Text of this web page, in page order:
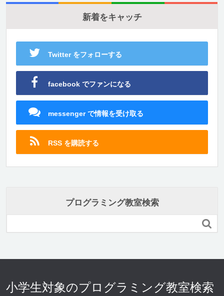
新着をキャッチ
Twitter をフォローする
facebook でファンになる
messenger で情報を受け取る
RSS を購読する
プログラミング教室検索

小学生対象のプログラミング教室検索